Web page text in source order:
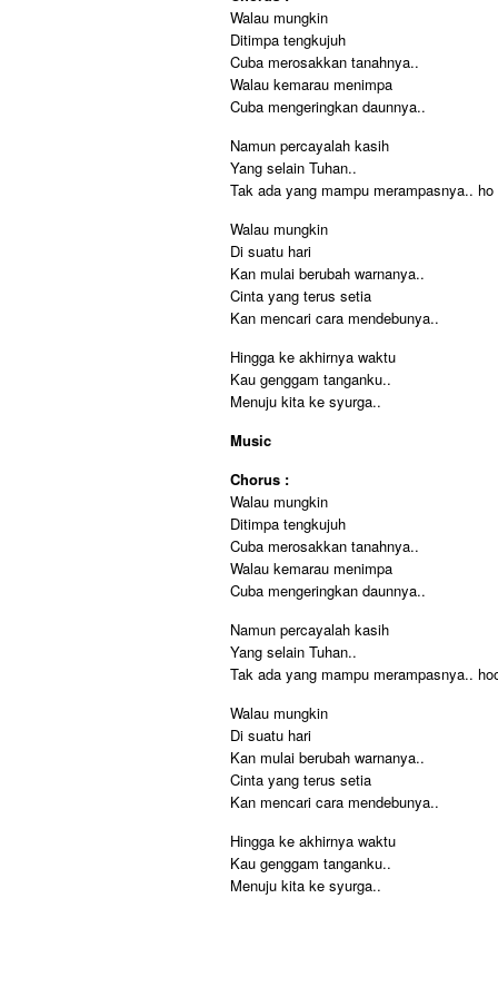
Walau mungkin
Ditimpa tengkujuh
Cuba merosakkan tanahnya..
Walau kemarau menimpa
Cuba mengeringkan daunnya..
Namun percayalah kasih
Yang selain Tuhan..
Tak ada yang mampu merampasnya..
Walau mungkin
Di suatu hari
Kan mulai berubah warnanya..
Cinta yang terus setia
Kan mencari cara mendebunya..
Hingga ke akhirnya waktu
Kau genggam tanganku..
Menuju kita ke syurga..
Music
Chorus :
Walau mungkin
Ditimpa tengkujuh
Cuba merosakkan tanahnya..
Walau kemarau menimpa
Cuba mengeringkan daunnya..
Namun percayalah kasih
Yang selain Tuhan..
Tak ada yang mampu merampasnya..
Walau mungkin
Di suatu hari
Kan mulai berubah warnanya..
Cinta yang terus setia
Kan mencari cara mendebunya..
Hingga ke akhirnya waktu
Kau genggam tanganku..
Menuju kita ke syurga..